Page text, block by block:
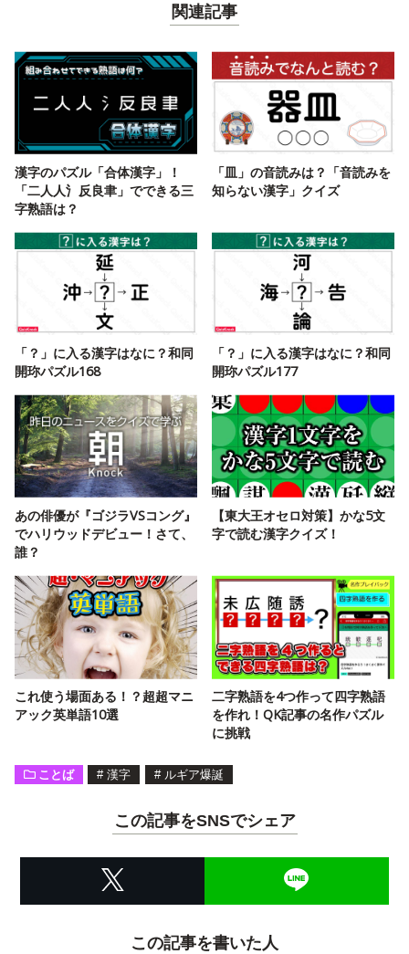
関連記事
漢字のパズル「合体漢字」！
「二人人氵反良聿」でできる三
字熟語は？
「皿」の音読みは？「音読みを
知らない漢字」クイズ
「？」に入る漢字はなに？和同
開珎パズル168
「？」に入る漢字はなに？和同
開珎パズル177
あの俳優が『ゴジラVSコング』
でハリウッドデビュー！さて、
誰？
【東大王オセロ対策】かな5文
字で読む漢字クイズ！
これ使う場面ある！？超超マニ
アック英単語10選
二字熟語を4つ作って四字熟語
を作れ！QK記事の名作パズル
に挑戦
ことば # 漢字 # ルギア爆誕
この記事をSNSでシェア
この記事を書いた人